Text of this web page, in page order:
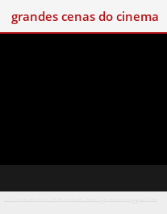
grandes cenas do cinema
Mostrar todas as postagens